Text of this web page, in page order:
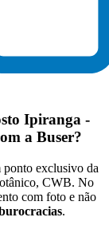
Ipiranga -
a Buser?
ponto exclusivo da
CWB. No
com foto e não
.